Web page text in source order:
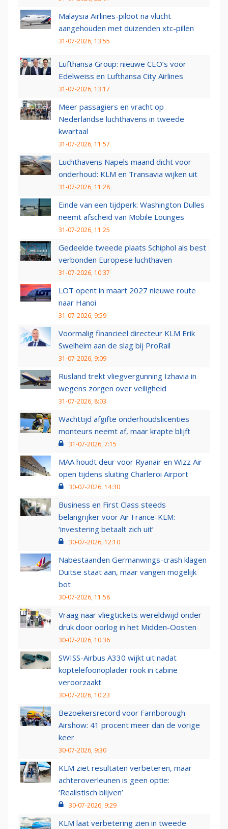
Malaysia Airlines-piloot na vlucht
aangehouden met duizenden xtc-pillen
31-07-2026, 13:55
Lufthansa Group: nieuwe CEO’s voor
Edelweiss en Lufthansa City Airlines
31-07-2026, 13:17
Meer passagiers en vracht op
Nederlandse luchthavens in tweede
kwartaal
31-07-2026, 11:57
Luchthavens Napels maand dicht voor
onderhoud: KLM en Transavia wijken uit
31-07-2026, 11:28
Einde van een tijdperk: Washington Dulles
neemt afscheid van Mobile Lounges
31-07-2026, 11:25
Gedeelde tweede plaats Schiphol als best
verbonden Europese luchthaven
31-07-2026, 10:37
LOT opent in maart 2027 nieuwe route
naar Hanoi
31-07-2026, 9:59
Voormalig financieel directeur KLM Erik
Swelheim aan de slag bij ProRail
31-07-2026, 9:09
Rusland trekt vliegvergunning Izhavia in
wegens zorgen over veiligheid
31-07-2026, 8:03
Wachttijd afgifte onderhoudslicenties
monteurs neemt af, maar krapte blijft
31-07-2026, 7:15
MAA houdt deur voor Ryanair en Wizz Air
open tijdens sluiting Charleroi Airport
30-07-2026, 14:30
Business en First Class steeds
belangrijker voor Air France-KLM:
‘investering betaalt zich uit’
30-07-2026, 12:10
Nabestaanden Germanwings-crash klagen
Duitse staat aan, maar vangen mogelijk
bot
30-07-2026, 11:58
Vraag naar vliegtickets wereldwijd onder
druk door oorlog in het Midden-Oosten
30-07-2026, 10:36
SWISS-Airbus A330 wijkt uit nadat
koptelefoonoplader rook in cabine
veroorzaakt
30-07-2026, 10:23
Bezoekersrecord voor Farnborough
Airshow: 41 procent meer dan de vorige
keer
30-07-2026, 9:30
KLM ziet resultaten verbeteren, maar
achteroverleunen is geen optie:
‘Realistisch blijven’
30-07-2026, 9:29
KLM laat verbetering zien in tweede